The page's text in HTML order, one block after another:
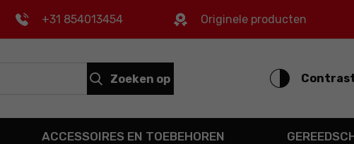
+31 854013454 Originele producten
Zoeken op
ACCESSOIRES EN TOEBEHOREN